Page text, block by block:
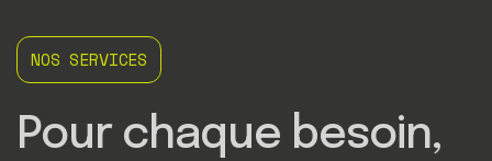
NOS SERVICES
Pour chaque besoin,